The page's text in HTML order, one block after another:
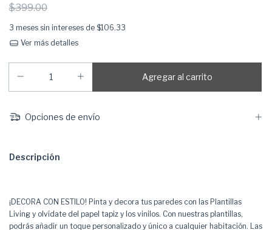
$399.00
3 meses sin intereses de $106.33
Ver más detalles
Opciones de envío
Descripción
¡DECORA CON ESTILO! Pinta y decora tus paredes con las Plantillas
Living y olvídate del papel tapiz y los vinilos. Con nuestras plantillas,
podrás añadir un toque personalizado y único a cualquier habitación. Las